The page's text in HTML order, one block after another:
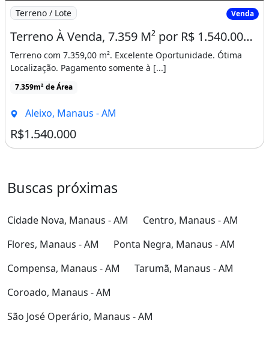
Imagem: Terreno À Venda, 7.359 M² por R$ 1.540.000
Terreno / Lote Venda
Terreno À Venda, 7.359 M² por R$ 1.540.000 - Aleixo - Manaus/Am
Terreno com 7.359,00 m². Excelente Oportunidade. Ótima
Localização. Pagamento somente à [...]
7.359m² de Área
Aleixo, Manaus - AM
R$1.540.000
Buscas próximas
Cidade Nova, Manaus - AM
Centro, Manaus - AM
Flores, Manaus - AM
Ponta Negra, Manaus - AM
Compensa, Manaus - AM
Tarumã, Manaus - AM
Coroado, Manaus - AM
São José Operário, Manaus - AM